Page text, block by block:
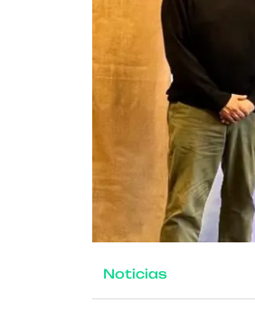
Noticias